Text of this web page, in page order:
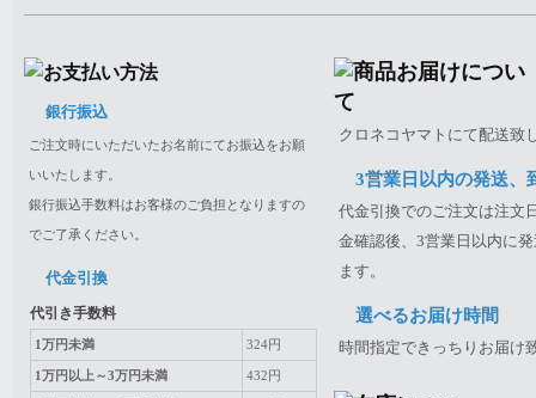
銀行振込
ご注文時にいただいたお名前にてお振込をお願
いいたします。
銀行振込手数料はお客様のご負担となりますの
でご了承ください。
代金引換
代引き手数料
1万円未満 324円
1万円以上～3万円未満 432円
クロネコヤマトにて配送致
3営業日以内の発送、
代金引換でのご注文は注文
金確認後、3営業日以内に
ます。
選べるお届け時間
時間指定できっちりお届け